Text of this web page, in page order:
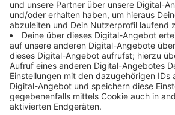
Familienstand oder Haushaltsgröße.
Online- oder Papierfragebogen, hier
Schulabschluss oder den Beruf. Die
als Entscheidungsgrundlagen. Wenn
Bau neuer Wohnungen oder Kitas
Zusätzlich gibt es noch eine zweite
bekommen alle Menschen mit